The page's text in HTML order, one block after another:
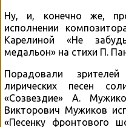
Ну, и, конечно же,
исполнении
Карелиной «Не
медальон» на стихи П.
Порадовали
лирических песен
«Созвездие» А.
Викторович Мужиков
«Песенку фронтового